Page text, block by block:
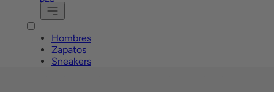
Menú
Hombres
Zapatos
Sneakers